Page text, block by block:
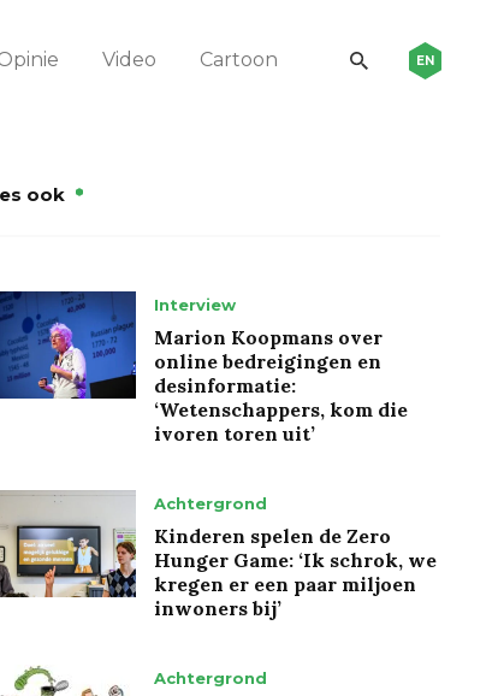
Video Cartoon EN
ook
Interview
Marion Koopmans over
online bedreigingen en
desinformatie:
‘Wetenschappers, kom die
ivoren toren uit’
Achtergrond
Kinderen spelen de Zero
Hunger Game: ‘Ik schrok, we
kregen er een paar miljoen
inwoners bij’
Achtergrond